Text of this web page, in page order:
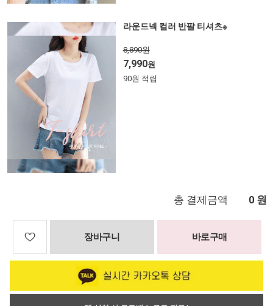
라운드넥 컬러 반팔 티셔츠※
8,890원
7,990원
90원 적립
총 결제금액 0 원
장바구니 바로구매